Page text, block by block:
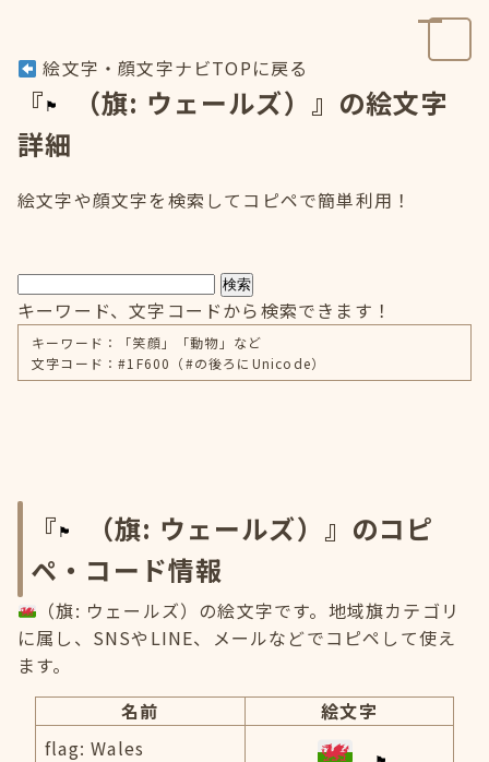
絵文字・顔文字ナビTOPに戻る
『
（旗: ウェールズ）』の絵文字
詳細
絵文字や顔文字を検索してコピペで簡単利用！
検索
キーワード、文字コードから検索できます！
キーワード：「笑顔」「動物」など
文字コード：#1F600（#の後ろにUnicode）
『
（旗: ウェールズ）』のコピ
ペ・コード情報
（旗: ウェールズ）の絵文字です。地域旗カテゴリ
に属し、SNSやLINE、メールなどでコピペして使え
ます。
名前
絵文字
flag: Wales